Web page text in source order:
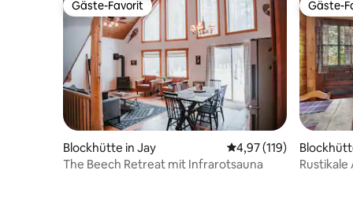
Gäste-Favorit
Gäste-Favorit
Blockhütte in Jay Durchschnittliche
4,97 (119)
The Beech Retreat mit Infrarotsauna
Gäste-
Gäste-